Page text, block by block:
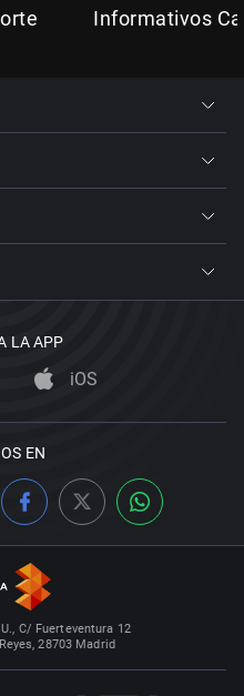
Informativos
LA APP
iOS
EN
C/ Fuerteventura 12
28703 Madrid